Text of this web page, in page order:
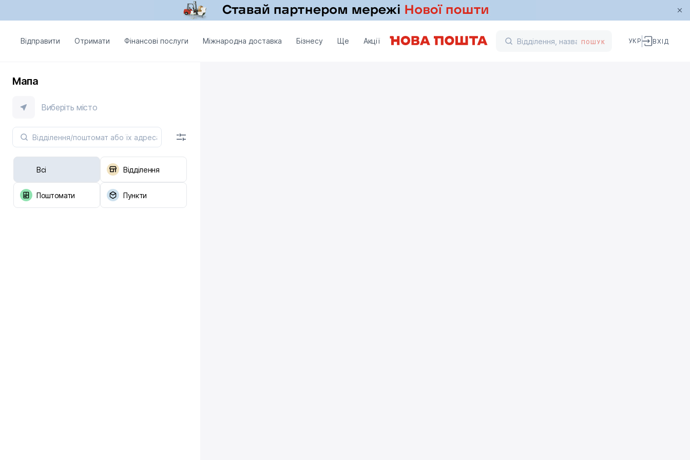
Відправити Отримати Фінансові послуги Міжнародна доставка Бізнесу Ще Акції ПОШУК УКР ВХІД
Мапа
Виберіть місто
Всі Відділення
Поштомати Пункти